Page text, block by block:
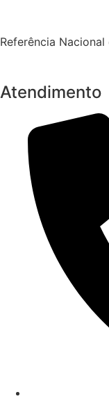
Referência
Atendimento